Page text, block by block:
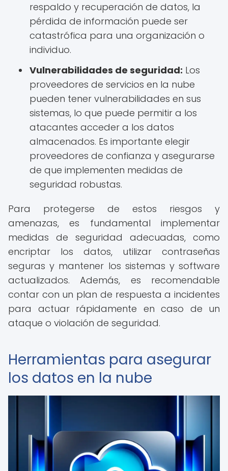
respaldo y recuperación de datos, la
pérdida de información puede ser
catastrófica para una organización o
individuo.
Vulnerabilidades de seguridad: Los
proveedores de servicios en la nube
pueden tener vulnerabilidades en sus
sistemas, lo que puede permitir a los
atacantes acceder a los datos
almacenados. Es importante elegir
proveedores de confianza y asegurarse
de que implementen medidas de
seguridad robustas.
Para protegerse de estos riesgos y
amenazas, es fundamental implementar
medidas de seguridad adecuadas, como
encriptar los datos, utilizar contraseñas
seguras y mantener los sistemas y software
actualizados. Además, es recomendable
contar con un plan de respuesta a incidentes
para actuar rápidamente en caso de un
ataque o violación de seguridad.
Herramientas para asegurar
los datos en la nube